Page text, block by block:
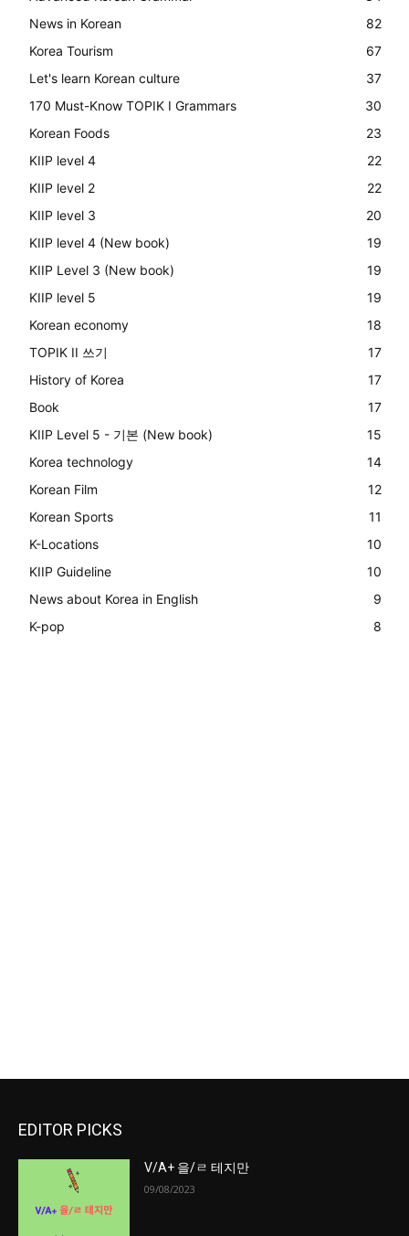
News in Korean
82
Korea Tourism
67
Let's learn Korean culture
37
170 Must-Know TOPIK I Grammars
30
Korean Foods
23
KIIP level 4
22
KIIP level 2
22
KIIP level 3
20
KIIP level 4 (New book)
19
KIIP Level 3 (New book)
19
KIIP level 5
19
Korean economy
18
TOPIK II 쓰기
17
History of Korea
17
Book
17
KIIP Level 5 - 기본 (New book)
15
Korea technology
14
Korean Film
12
Korean Sports
11
K-Locations
10
KIIP Guideline
10
News about Korea in English
9
K-pop
8
EDITOR PICKS
V/A+ 을/ㄹ 테지만
09/08/2023